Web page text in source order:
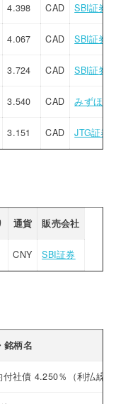
4.398 CAD SBI証券
4.067 CAD SBI証券
3.724 CAD SBI証券
3.540 CAD みずほ証
3.151 CAD JTG証券
通貨 販売会社
CNY SBI証券
銘柄名
社債 4.250％（利払繰